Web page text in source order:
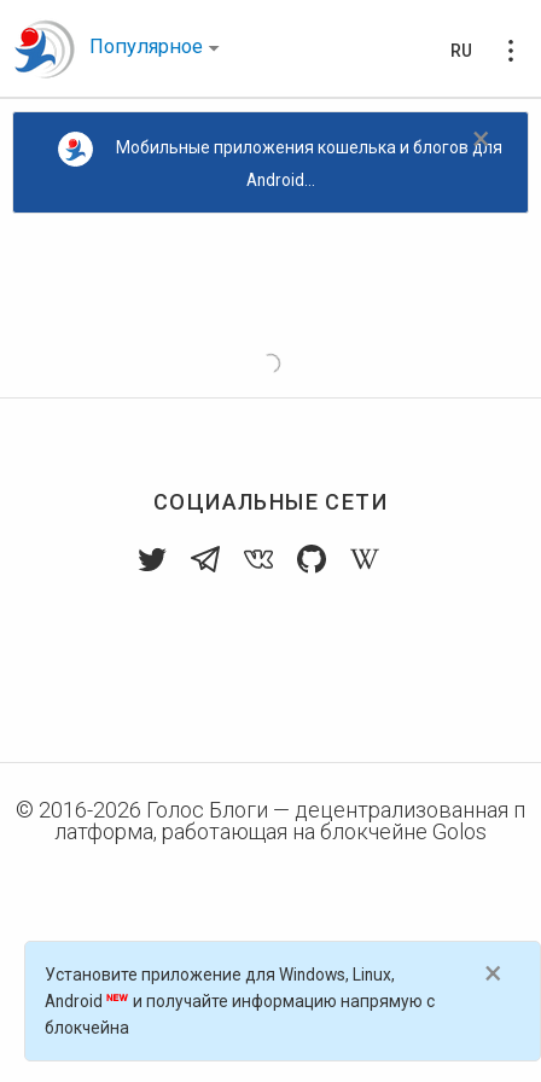
Популярное RU
×
Мобильные приложения кошелька и блогов для
Android...
СОЦИАЛЬНЫЕ СЕТИ
© 2016-2026 Голос Блоги — децентрализованная п
латформа, работающая на блокчейне Golos
×
Установите приложение для Windows, Linux,
Android
и получайте информацию напрямую с
блокчейна